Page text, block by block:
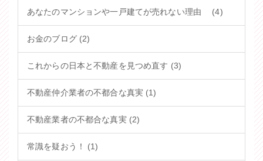
あなたのマンションや一戸建てが売れない理由 (4)
お金のブログ (2)
これからの日本と不動産を見つめ直す (3)
不動産仲介業者の不都合な真実 (1)
不動産業者の不都合な真実 (2)
常識を疑おう！ (1)